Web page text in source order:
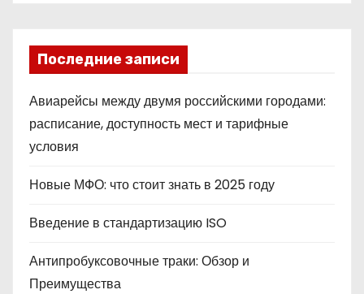
Последние записи
Авиарейсы между двумя российскими городами:
расписание, доступность мест и тарифные
условия
Новые МФО: что стоит знать в 2025 году
Введение в стандартизацию ISO
Антипробуксовочные траки: Обзор и
Преимущества